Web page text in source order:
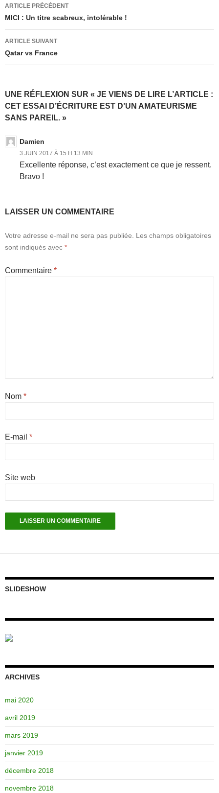
des
articles
ARTICLE PRÉCÉDENT
MICI : Un titre scabreux, intolérable !
ARTICLE SUIVANT
Qatar vs France
UNE RÉFLEXION SUR « JE VIENS DE LIRE L’ARTICLE :
CET ESSAI D’ÉCRITURE EST D’UN AMATEURISME
SANS PAREIL. »
Damien
3 JUIN 2017 À 15 H 13 MIN
Excellente réponse, c’est exactement ce que je ressent.
Bravo !
LAISSER UN COMMENTAIRE
Votre adresse e-mail ne sera pas publiée.
Les champs obligatoires
sont indiqués avec *
Commentaire *
Nom *
E-mail *
Site web
SLIDESHOW
ARCHIVES
mai 2020
avril 2019
mars 2019
janvier 2019
décembre 2018
novembre 2018